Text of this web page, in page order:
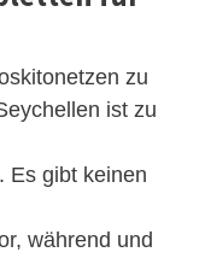
zu
ist zu
Es gibt keinen
während und